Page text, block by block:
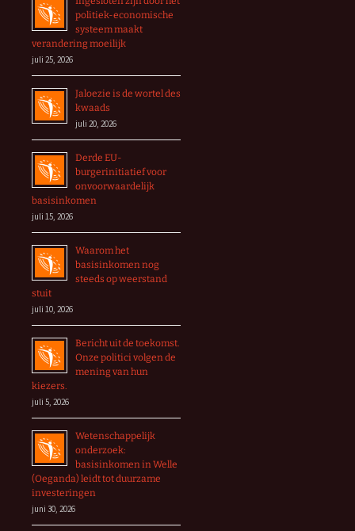
politiek-economische
systeem maakt
verandering moeilijk
juli 25, 2026
Jaloezie is de wortel des
kwaads
juli 20, 2026
Derde EU-
burgerinitiatief voor
onvoorwaardelijk
basisinkomen
juli 15, 2026
Waarom het
basisinkomen nog
steeds op weerstand
stuit
juli 10, 2026
Bericht uit de toekomst.
Onze politici volgen de
mening van hun
kiezers.
juli 5, 2026
Wetenschappelijk
onderzoek:
basisinkomen in Welle
(Oeganda) leidt tot duurzame
investeringen
juni 30, 2026